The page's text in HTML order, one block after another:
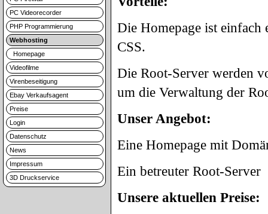
PC Videorecorder
PHP Programmierung
Webhosting
Homepage
Videofilme
Virenbeseitigung
Ebay Verkaufsagent
Preise
Login
Datenschutz
News
Impressum
3D Druckservice
Die Homepage ist
CSS.
Die Root-Server werden
um die Verwaltung der
Unser Angebot:
Eine Homepage mit
Ein betreuter Root-Server
Unsere aktuellen Preise: